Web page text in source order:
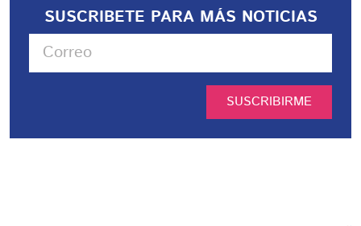
SUSCRIBETE PARA MÁS NOTICIAS
SUSCRIBIRME